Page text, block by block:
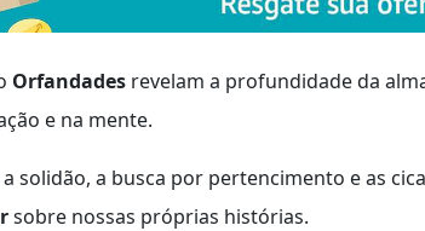
Orfandades revelam a profundidade da
e na mente.
solidão, a busca por pertencimento e as
sobre nossas próprias histórias.